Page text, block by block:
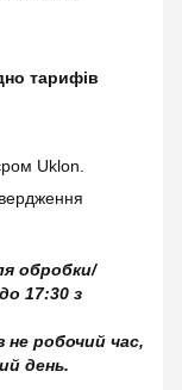
тарифів
Uklon.
обробки/
17:30 з
не робочий час,
день.